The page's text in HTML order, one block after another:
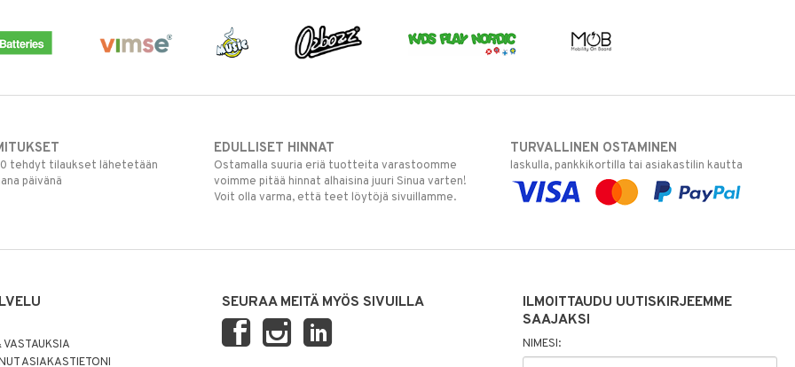
tehdyt tilaukset lähetetään
päivänä
EDULLISET HINNAT
Ostamalla suuria eriä tuotteita varastoomme
voimme pitää hinnat alhaisina juuri Sinua varten!
Voit olla varma, että teet löytöjä sivuillamme.
TURVALLINEN OSTAMINEN
laskulla, pankkikortilla tai asiakastilin kautta
ASIAKASTIETONI
SEURAA MEITÄ MYÖS SIVUILLA
ILMOITTAUDU UUTISKIRJEEMME
SAAJAKSI
NIMESI: